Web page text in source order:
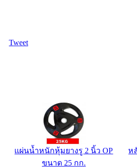
Tweet
เครื่องอาร์คขาเหยียบแบบสปริง
ปกติ 000฿